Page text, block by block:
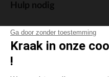
Ga door zonder toestemming
Kraak in onze
!
Hulp nodig